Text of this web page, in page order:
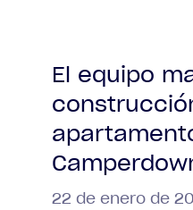
El equipo
22 de enero de